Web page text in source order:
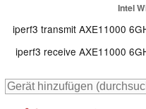
Intel
iperf3 transmit AXE11000
iperf3 receive AXE11000